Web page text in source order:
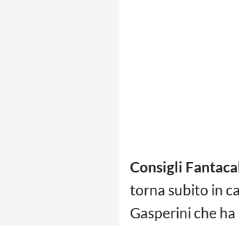
Consigli
torna subito in
Gasperini che